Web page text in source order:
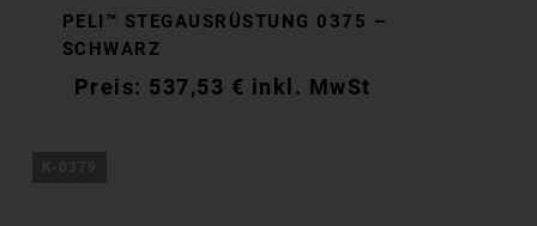
PELI™ STEGAUSRÜSTUNG 0375 –
SCHWARZ
537,53 € inkl. MwSt